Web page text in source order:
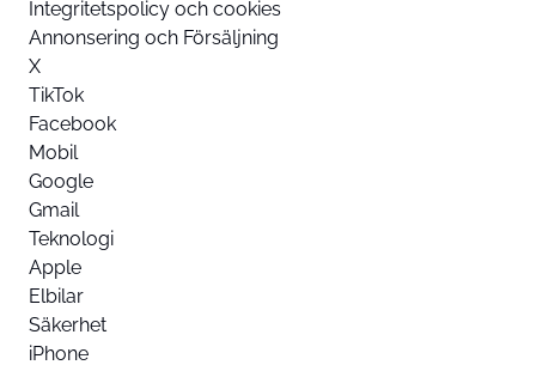
Integritetspolicy och cookies
Annonsering och Försäljning
X
TikTok
Facebook
Mobil
Google
Gmail
Teknologi
Apple
Elbilar
Säkerhet
iPhone